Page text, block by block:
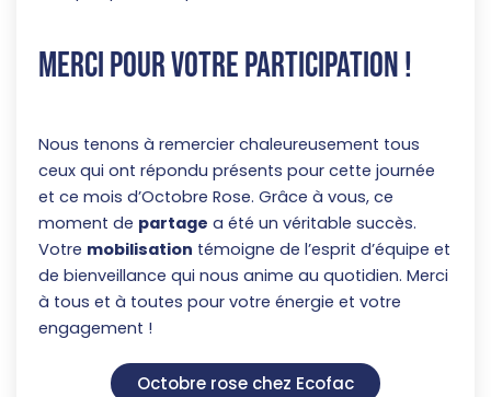
Merci pour votre participation !
Nous tenons à remercier chaleureusement tous
ceux qui ont répondu présents pour cette journée
et ce mois d’Octobre Rose. Grâce à vous, ce
moment de partage a été un véritable succès.
Votre mobilisation témoigne de l’esprit d’équipe et
de bienveillance qui nous anime au quotidien. Merci
à tous et à toutes pour votre énergie et votre
engagement !
Octobre rose chez Ecofac